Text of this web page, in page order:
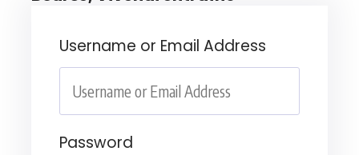
Username or Email Address
Password